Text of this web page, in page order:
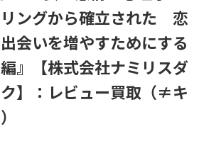
ングから確立された 恋
会いを増やすためにする
』【株式会社ナミリスダ
】：レビュー買取（≠キ